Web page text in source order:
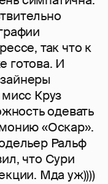
так что к
готова. И
Круз
одевать
«Оскар».
Ральф
что Сури
Мда уж))))